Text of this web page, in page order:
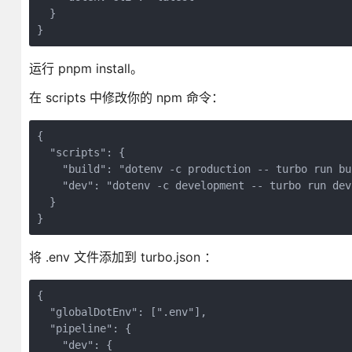
  }
}
运行 pnpm install。
在 scripts 中修改你的 npm 命令：
{
  "scripts": {
"build": "dotenv -c production -- turbo run
"dev": "dotenv -c development -- turbo run
  }
}
将 .env 文件添加到 turbo.json ：
{
  "globalDotEnv": [".env"],
  "pipeline": {
    "dev": {